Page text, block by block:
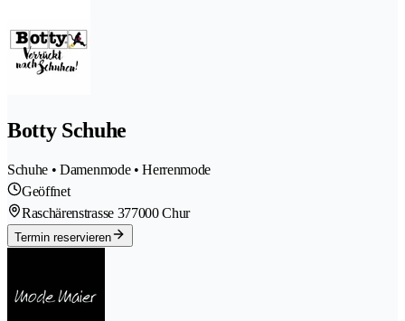
Botty Schuhe
Schuhe • Damenmode • Herrenmode
Geöffnet
Raschärenstrasse 377000 Chur
Termin reservieren